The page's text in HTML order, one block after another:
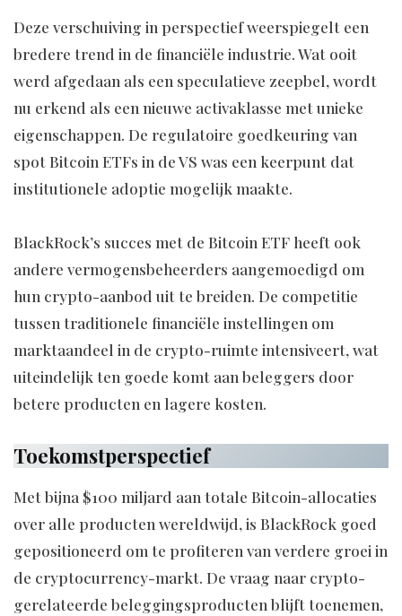
Deze verschuiving in perspectief weerspiegelt een
bredere trend in de financiële industrie. Wat ooit
werd afgedaan als een speculatieve zeepbel, wordt
nu erkend als een nieuwe activaklasse met unieke
eigenschappen. De regulatoire goedkeuring van
spot Bitcoin ETFs in de VS was een keerpunt dat
institutionele adoptie mogelijk maakte.
BlackRock’s succes met de Bitcoin ETF heeft ook
andere vermogensbeheerders aangemoedigd om
hun crypto-aanbod uit te breiden. De competitie
tussen traditionele financiële instellingen om
marktaandeel in de crypto-ruimte intensiveert, wat
uiteindelijk ten goede komt aan beleggers door
betere producten en lagere kosten.
Toekomstperspectief
Met bijna $100 miljard aan totale Bitcoin-allocaties
over alle producten wereldwijd, is BlackRock goed
gepositioneerd om te profiteren van verdere groei in
de cryptocurrency-markt. De vraag naar crypto-
gerelateerde beleggingsproducten blijft toenemen,